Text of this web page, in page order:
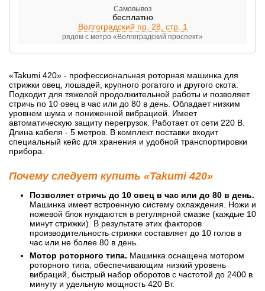
Самовывоз
бесплатно
Волгоградский пр. 28, стр. 1
рядом с метро «Волгоградский проспект»
«Takumi 420» - профессиональная роторная машинка для
стрижки овец, лошадей, крупного рогатого и другого скота.
Подходит для тяжелой продолжительной работы и позволяет
стричь по 10 овец в час или до 80 в день. Обладает низким
уровнем шума и пониженной вибрацией. Имеет
автоматическую защиту перегрузок. Работает от сети 220 В.
Длина кабеля - 5 метров. В комплект поставки входит
специальный кейс для хранения и удобной транспортировки
прибора.
Почему следует купить «Takumi 420»
Позволяет стричь до 10 овец в час или до 80 в день.
Машинка имеет встроенную систему охлаждения. Ножи и
ножевой блок нуждаются в регулярной смазке (каждые 10
минут стрижки). В результате этих факторов
производительность стрижки составляет до 10 голов в
час или не более 80 в день.
Мотор роторного типа. Машинка оснащена мотором
роторного типа, обеспечивающим низкий уровень
вибраций, быстрый набор оборотов с частотой до 2400 в
минуту и удельную мощность 420 Вт.